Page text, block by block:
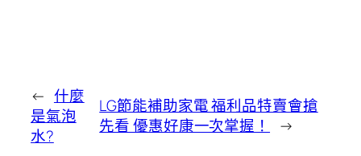
← 什麼
是氣泡
水?
LG節能補助家電 福利品特賣會搶
先看 優惠好康一次掌握！
→